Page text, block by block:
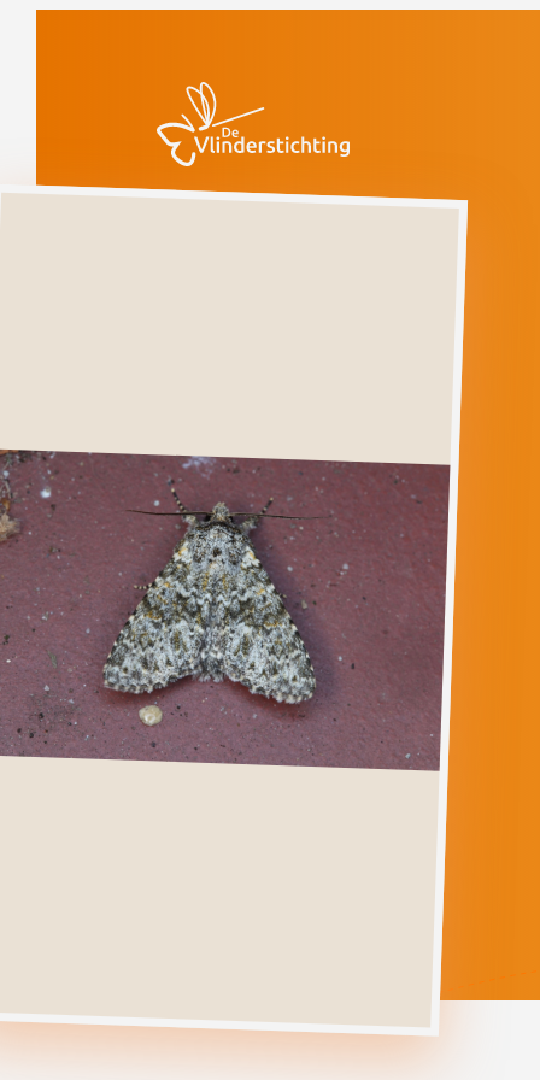
Gele
granietuil
POLYMIXIS
FLAVICINCTA
Ga direct naar
Verspreiding
Levenscyclus
Herkenning